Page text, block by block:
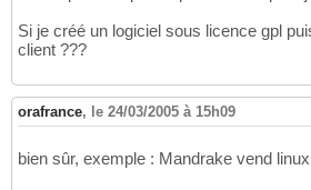
Si je créé un logiciel sous licence gpl
client ???
orafrance, le 24/03/2005 à 15h09
bien sûr, exemple : Mandrake vend linux